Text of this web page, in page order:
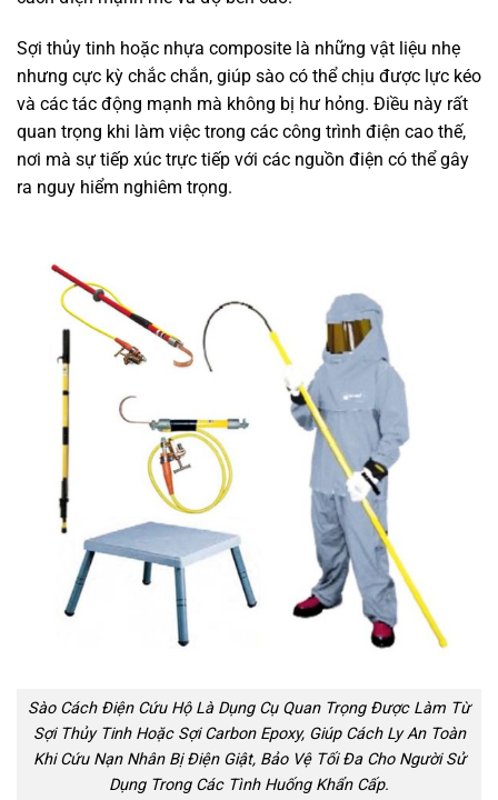
Sợi thủy tinh hoặc nhựa composite là những vật liệu nhẹ
nhưng cực kỳ chắc chắn, giúp sào có thể chịu được lực kéo
và các tác động mạnh mà không bị hư hỏng. Điều này rất
quan trọng khi làm việc trong các công trình điện cao thế,
nơi mà sự tiếp xúc trực tiếp với các nguồn điện có thể gây
ra nguy hiểm nghiêm trọng.
Sào Cách Điện Cứu Hộ Là Dụng Cụ Quan Trọng Được Làm Từ
Sợi Thủy Tinh Hoặc Sợi Carbon Epoxy, Giúp Cách Ly An Toàn
Khi Cứu Nạn Nhân Bị Điện Giật, Bảo Vệ Tối Đa Cho Người Sử
Dụng Trong Các Tình Huống Khẩn Cấp.